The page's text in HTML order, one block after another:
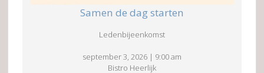
Samen de dag starten
Ledenbijeenkomst
september 3, 2026 | 9:00 am
Bistro Heerlijk